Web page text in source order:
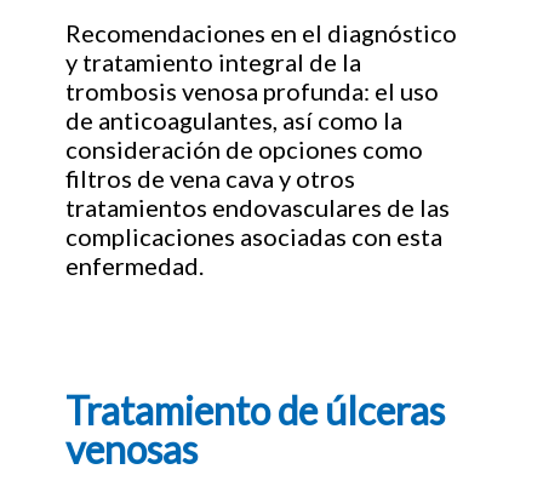
Recomendaciones en el diagnóstico
y tratamiento integral de la
trombosis venosa profunda: el uso
de anticoagulantes, así como la
consideración de opciones como
filtros de vena cava y otros
tratamientos endovasculares de las
complicaciones asociadas con esta
enfermedad.
Tratamiento de úlceras
venosas